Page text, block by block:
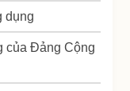
dụng
của Đảng Cộng